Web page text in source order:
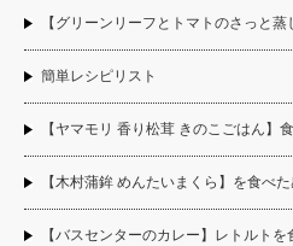
【グリーンリーフとトマトのさっと
簡単レシピリスト
【ヤマモリ 香り松茸 きのこごはん】
【木村蒲鉾 めんたいまくら】を食べ
【バスセンターのカレー】レトルト